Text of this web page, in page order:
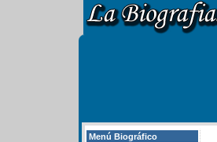
Menú Biográfico